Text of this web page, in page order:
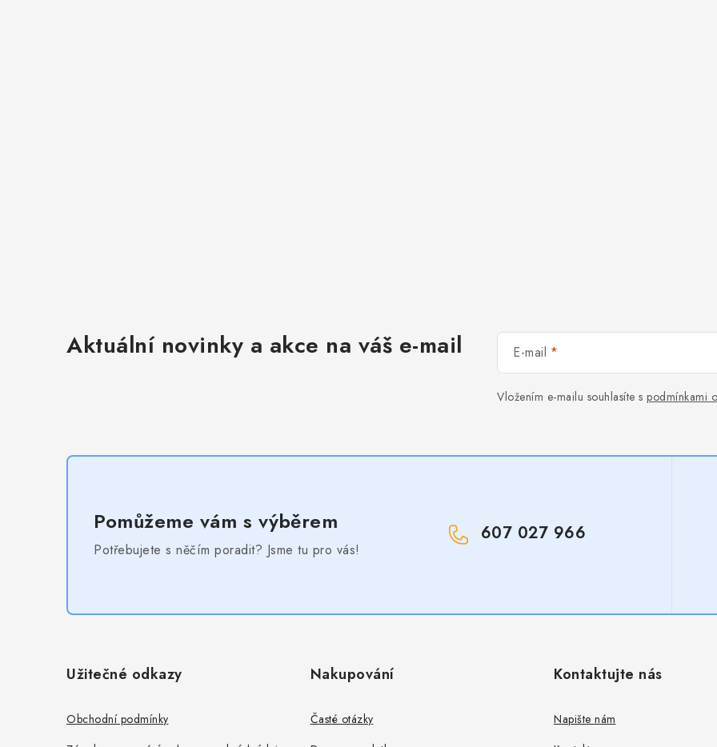
Aktuální novinky a akce na váš e-mail E-mail
Vložením e-mailu souhlasíte s podmínkami
Pomůžeme vám s výběrem
Potřebujete s něčím poradit? Jsme tu pro vás!
607 027 966
Užitečné odkazy
Obchodní podmínky
Nakupování
Časté otázky
Kontaktujte nás
Napište nám